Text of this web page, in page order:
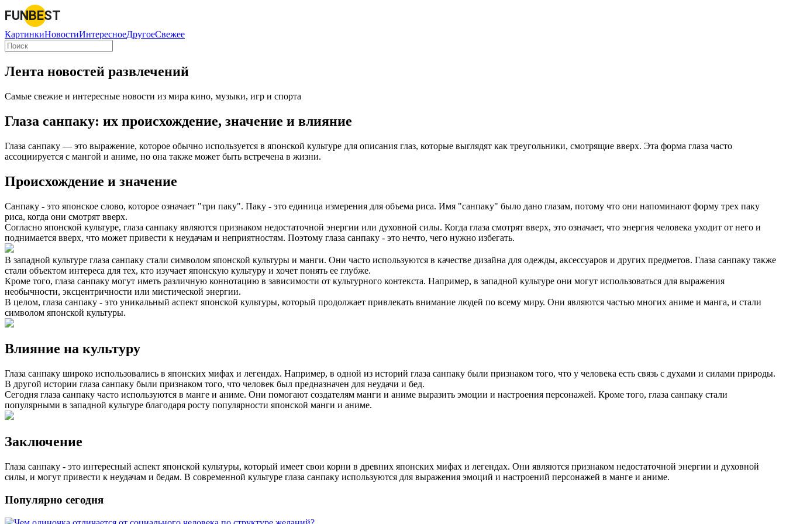
FUNBEST
КартинкиНовостиИнтересноеДругоеСвежее
Лента новостей развлечений
Самые свежие и интересные новости из мира кино, музыки, игр и спорта
Глаза санпаку: их происхождение, значение и влияние
Глаза санпаку — это выражение, которое обычно используется в японской культуре для описания глаз, которые выглядят как треугольники, смотрящие вверх. Эта форма глаза часто
ассоциируется с мангой и аниме, но она также может быть встречена в жизни.
Происхождение и значение
Санпаку - это японское слово, которое означает "три паку". Паку - это единица измерения для объема риса. Имя "санпаку" было дано глазам, потому что они напоминают форму трех паку
риса, когда они смотрят вверх.
Согласно японской культуре, глаза санпаку являются признаком недостаточной энергии или духовной силы. Когда глаза смотрят вверх, это означает, что энергия человека уходит от него и
поднимается вверх, что может привести к неудачам и неприятностям. Поэтому глаза санпаку - это нечто, чего нужно избегать.
В западной культуре глаза санпаку стали символом японской культуры и манги. Они часто используются в качестве дизайна для одежды, аксессуаров и других предметов. Глаза санпаку также
стали объектом интереса для тех, кто изучает японскую культуру и хочет понять ее глубже.
Кроме того, глаза санпаку могут иметь различную коннотацию в зависимости от культурного контекста. Например, в западной культуре они могут использоваться для выражения
необычности, эксцентричности или мистической энергии.
В целом, глаза санпаку - это уникальный аспект японской культуры, который продолжает привлекать внимание людей по всему миру. Они являются частью многих аниме и манга, и стали
символом японской культуры.
Влияние на культуру
Глаза санпаку широко использовались в японских мифах и легендах. Например, в одной из историй глаза санпаку были признаком того, что у человека есть связь с духами и силами природы.
В другой истории глаза санпаку были признаком того, что человек был предназначен для неудачи и бед.
Сегодня глаза санпаку часто используются в манге и аниме. Они помогают создателям манги и аниме выразить эмоции и настроения персонажей. Кроме того, глаза санпаку стали
популярными в западной культуре благодаря росту популярности японской манги и аниме.
Заключение
Глаза санпаку - это интересный аспект японской культуры, который имеет свои корни в древних японских мифах и легендах. Они являются признаком недостаточной энергии и духовной
силы, и могут привести к неудачам и бедам. В современной культуре глаза санпаку используются для выражения эмоций и настроений персонажей в манге и аниме.
Популярно сегодня